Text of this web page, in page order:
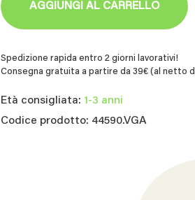
AGGIUNGI AL CARRELLO
Spedizione rapida entro 2 giorni lavorativi!
Consegna gratuita a partire da 39€ (al netto
Età consigliata: 1-3 anni
Codice prodotto: 44590.VGA